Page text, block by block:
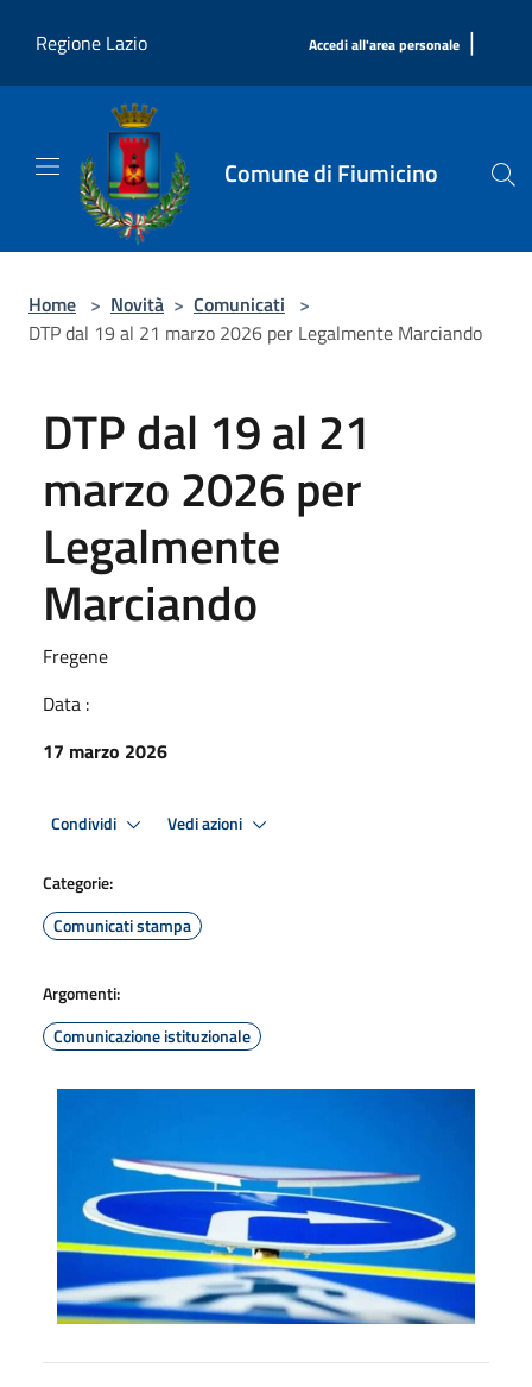
Regione Lazio
Accedi all'area personale |
Comune di Fiumicino
Home > Novità > Comunicati >
DTP dal 19 al 21 marzo 2026 per Legalmente Marciando
DTP dal 19 al 21
marzo 2026 per
Legalmente
Marciando
Fregene
Data :
17 marzo 2026
Condividi Vedi azioni
Categorie:
Comunicati stampa
Argomenti:
Comunicazione istituzionale